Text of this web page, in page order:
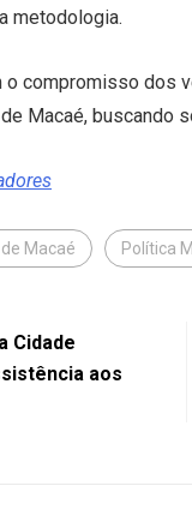
metodologia.
compromisso dos
Macaé, buscando
Macaé Política
Cidade
aos